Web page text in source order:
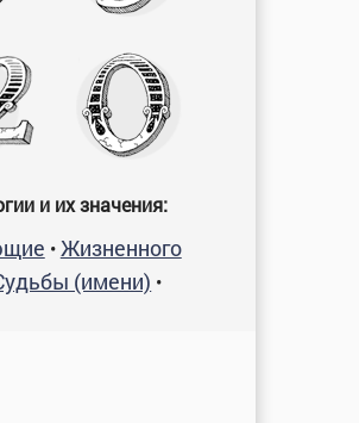
и их значения:
•Жизненного
(имени) •